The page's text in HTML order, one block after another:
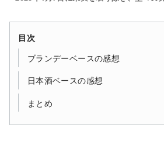
目次
ブランデーベースの感想
日本酒ベースの感想
まとめ